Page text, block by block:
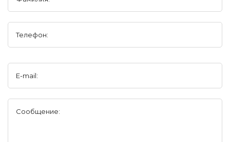
Телефон:
E-mail:
Сообщение: